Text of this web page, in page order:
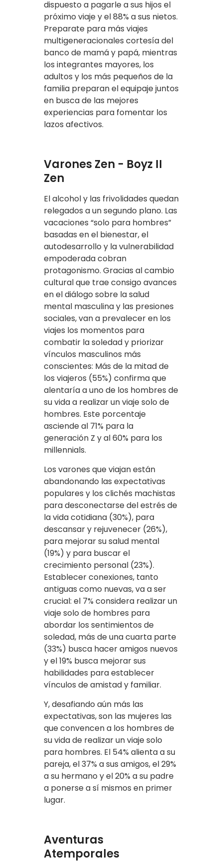
dispuesto a pagarle a sus hijos el
próximo viaje y el 88% a sus nietos.
Preparate para más viajes
multigeneracionales cortesía del
banco de mamá y papá, mientras
los integrantes mayores, los
adultos y los más pequeños de la
familia preparan el equipaje juntos
en busca de las mejores
experiencias para fomentar los
lazos afectivos.
Varones Zen - Boyz II
Zen
El alcohol y las frivolidades quedan
relegados a un segundo plano. Las
vacaciones “solo para hombres”
basadas en el bienestar, el
autodesarrollo y la vulnerabilidad
empoderada cobran
protagonismo. Gracias al cambio
cultural que trae consigo avances
en el diálogo sobre la salud
mental masculina y las presiones
sociales, van a prevalecer en los
viajes los momentos para
combatir la soledad y priorizar
vínculos masculinos más
conscientes: Más de la mitad de
los viajeros (55%) confirma que
alentaría a uno de los hombres de
su vida a realizar un viaje solo de
hombres. Este porcentaje
asciende al 71% para la
generación Z y al 60% para los
millennials.
Los varones que viajan están
abandonando las expectativas
populares y los clichés machistas
para desconectarse del estrés de
la vida cotidiana (30%), para
descansar y rejuvenecer (26%),
para mejorar su salud mental
(19%) y para buscar el
crecimiento personal (23%).
Establecer conexiones, tanto
antiguas como nuevas, va a ser
crucial: el 7% considera realizar un
viaje solo de hombres para
abordar los sentimientos de
soledad, más de una cuarta parte
(33%) busca hacer amigos nuevos
y el 19% busca mejorar sus
habilidades para establecer
vínculos de amistad y familiar.
Y, desafiando aún más las
expectativas, son las mujeres las
que convencen a los hombres de
su vida de realizar un viaje solo
para hombres. El 54% alienta a su
pareja, el 37% a sus amigos, el 29%
a su hermano y el 20% a su padre
a ponerse a sí mismos en primer
lugar.
Aventuras
Atemporales